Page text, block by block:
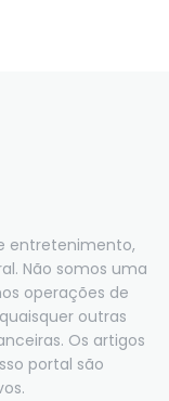
entretenimento,
Não somos uma
operações de
outras
Os artigos
portal são